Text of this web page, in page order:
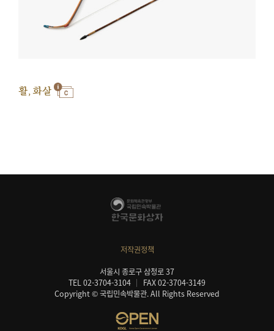
활, 화살
저작권정책
서울시 종로구 삼청로 37
TEL 02-3704-3104
FAX 02-3704-3149
Copyright © 국립민속박물관. All Rights Reserved